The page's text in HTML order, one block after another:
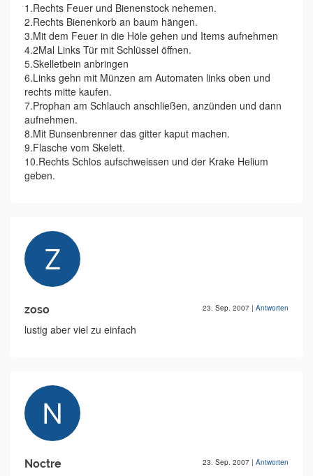
1.Rechts Feuer und Bienenstock nehemen.
2.Rechts Bienenkorb an baum hängen.
3.Mit dem Feuer in die Höle gehen und Items aufnehmen
4.2Mal Links Tür mit Schlüssel öffnen.
5.Skelletbein anbringen
6.Links gehn mit Münzen am Automaten links oben und
rechts mitte kaufen.
7.Prophan am Schlauch anschließen, anzünden und dann
aufnehmen.
8.Mit Bunsenbrenner das gitter kaput machen.
9.Flasche vom Skelett.
10.Rechts Schlos aufschweissen und der Krake Helium
geben.
zoso 23. Sep. 2007 | Antworten
lustig aber viel zu einfach
Noctre 23. Sep. 2007 | Antworten